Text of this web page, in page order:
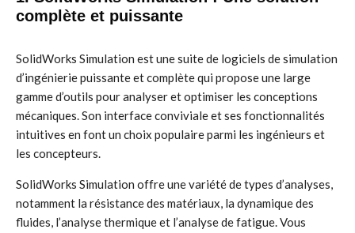
complète et puissante
SolidWorks Simulation est une suite de logiciels de simulation
d’ingénierie puissante et complète qui propose une large
gamme d’outils pour analyser et optimiser les conceptions
mécaniques. Son interface conviviale et ses fonctionnalités
intuitives en font un choix populaire parmi les ingénieurs et
les concepteurs.
SolidWorks Simulation offre une variété de types d’analyses,
notamment la résistance des matériaux, la dynamique des
fluides, l’analyse thermique et l’analyse de fatigue. Vous